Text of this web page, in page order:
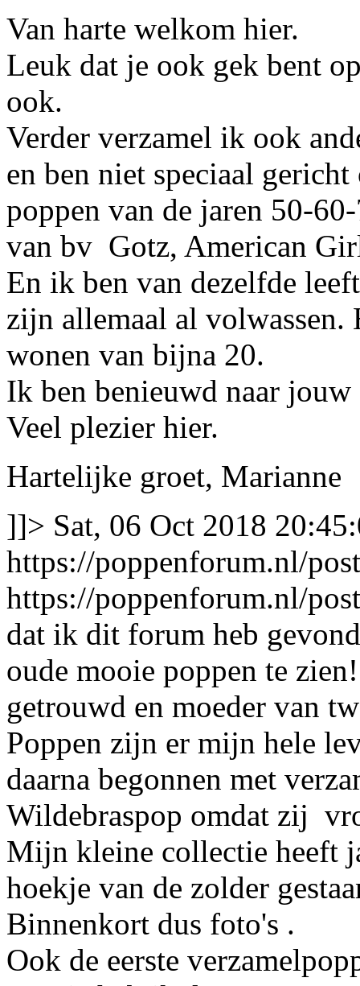
Van harte welkom hier.
Leuk dat je ook gek bent
ook.
Verder verzamel ik ook
en ben niet speciaal
poppen van de jaren 50-
van bv Gotz, American
En ik ben van dezelfde
zijn allemaal al
wonen van bijna 20.
Ik ben benieuwd naar
Veel plezier hier.
Hartelijke groet, Marianne
]]> Sat, 06 Oct 2018
https://poppenforum.nl/
https://poppenforum.nl/
dat ik dit forum heb
oude mooie poppen te
getrouwd en moeder van
Poppen zijn er mijn hele
daarna begonnen met
Wildebraspop omdat zij
Mijn kleine collectie heeft
hoekje van de zolder
Binnenkort dus foto's .
Ook de eerste